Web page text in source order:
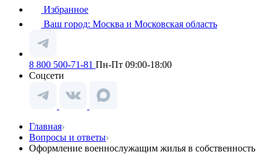
Избранное
Ваш город: Москва и Московская область
8 800 500-71-81 Пн-Пт 09:00-18:00
Соцсети
Главная
Вопросы и ответы
Оформление военнослужащим жилья в собственность